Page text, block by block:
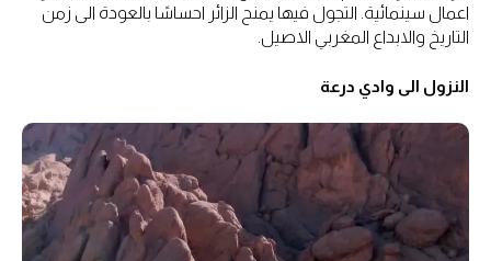
اعمال سينمائية. التجول فيها يمنح الزائر احساسًا بالعودة الى زمن
التاريخ والابداع المغربي الاصيل.
النزول الى وادي درعة